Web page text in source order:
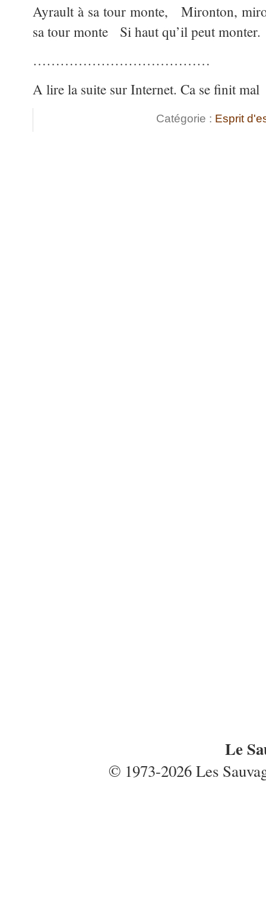
Ayrault à sa tour monte, Mironton,
sa tour monte Si haut qu’il peut monter.
…………………………………
A lire la suite sur Internet. Ca se finit mal
Catégorie : Esprit
Le
© 1973-2026 Les